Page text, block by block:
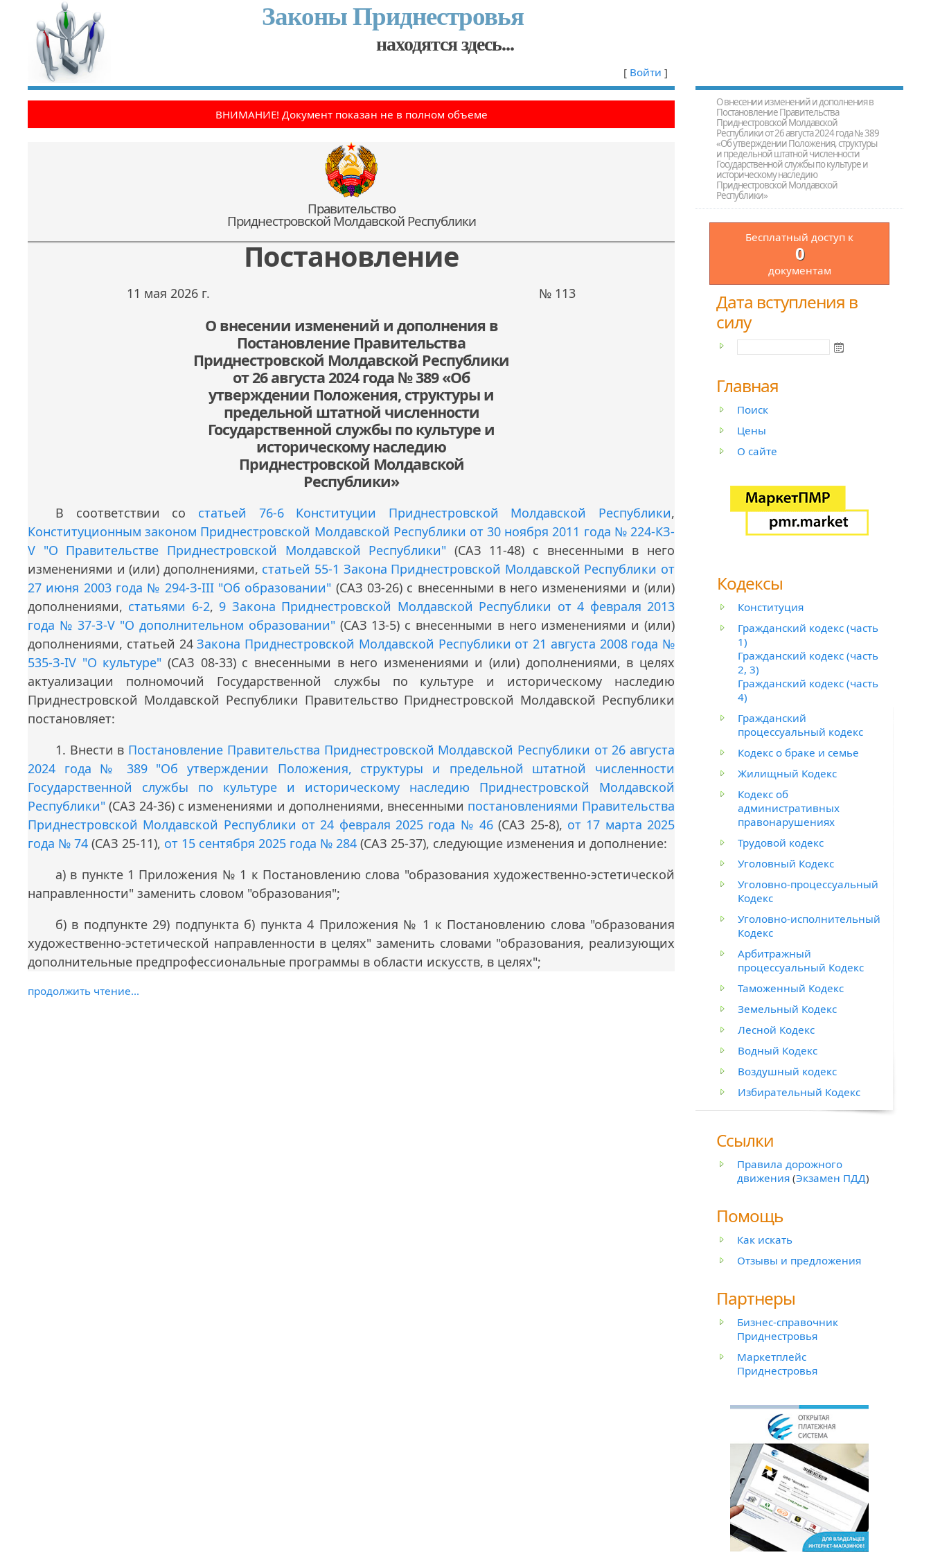
Законы Приднестровья
находятся здесь...
[ Войти ]
О внесении изменений и дополнения в
Постановление Правительства
Приднестровской Молдавской
Республики от 26 августа 2024 года № 389
«Об утверждении Положения, структуры
и предельной штатной численности
Государственной службы по культуре и
историческому наследию
Приднестровской Молдавской
Республики»
Бесплатный доступ к
0
документам
Дата вступления в
силу
Главная
Поиск
Цены
О сайте
Кодексы
Конституция
Гражданский кодекс (часть
1)
Гражданский кодекс (часть
2, 3)
Гражданский кодекс (часть
4)
Гражданский
процессуальный кодекс
Кодекс о браке и семье
Жилищный Кодекс
Кодекс об
административных
правонарушениях
Трудовой кодекс
Уголовный Кодекс
Уголовно-процессуальный
Кодекс
Уголовно-исполнительный
Кодекс
Арбитражный
процессуальный Кодекс
Таможенный Кодекс
Земельный Кодекс
Лесной Кодекс
Водный Кодекс
Воздушный кодекс
Избирательный Кодекс
Ссылки
Правила дорожного
движения (Экзамен ПДД)
Помощь
Как искать
Отзывы и предложения
Партнеры
Бизнес-справочник
Приднестровья
Маркетплейс
Приднестровья
ВНИМАНИЕ! Документ показан не в полном объеме
Правительство
Приднестровской Молдавской Республики
Постановление
11 мая 2026 г. № 113
О внесении изменений и дополнения в
Постановление Правительства
Приднестровской Молдавской Республики
от 26 августа 2024 года № 389 «Об
утверждении Положения, структуры и
предельной штатной численности
Государственной службы по культуре и
историческому наследию
Приднестровской Молдавской
Республики»
В соответствии со статьей 76-6 Конституции Приднестровской Молдавской Республики,
Конституционным законом Приднестровской Молдавской Республики от 30 ноября 2011 года № 224-КЗ-
V "О Правительстве Приднестровской Молдавской Республики" (САЗ 11-48) с внесенными в него
изменениями и (или) дополнениями, статьей 55-1 Закона Приднестровской Молдавской Республики от
27 июня 2003 года № 294-З-III "Об образовании" (САЗ 03-26) с внесенными в него изменениями и (или)
дополнениями, статьями 6-2, 9 Закона Приднестровской Молдавской Республики от 4 февраля 2013
года № 37-З-V "О дополнительном образовании"(САЗ 13-5) с внесенными в него изменениями и (или)
дополнениями, статьей 24Закона Приднестровской Молдавской Республики от 21 августа 2008 года №
535-З-IV "О культуре" (САЗ 08-33) с внесенными в него изменениями и (или) дополнениями, в целях
актуализации полномочий Государственной службы по культуре и историческому наследию
Приднестровской Молдавской Республики Правительство Приднестровской Молдавской Республики
постановляет:
1. Внести в Постановление Правительства Приднестровской Молдавской Республики от 26 августа
2024 года № 389 "Об утверждении Положения, структуры и предельной штатной численности
Государственной службы по культуре и историческому наследию Приднестровской Молдавской
Республики" (САЗ 24-36) с изменениями и дополнениями, внесенными постановлениями Правительства
Приднестровской Молдавской Республики от 24 февраля 2025 года № 46 (САЗ 25-8), от 17 марта 2025
года № 74 (САЗ 25-11), от 15 сентября 2025 года № 284 (САЗ 25-37), следующие изменения и дополнение:
а) в пункте 1 Приложения № 1 к Постановлению слова "образования художественно-эстетической
направленности" заменить словом "образования";
б) в подпункте 29) подпункта б) пункта 4 Приложения № 1 к Постановлению слова "образования
художественно-эстетической направленности в целях" заменить словами "образования, реализующих
дополнительные предпрофессиональные программы в области искусств, в целях";
продолжить чтение...